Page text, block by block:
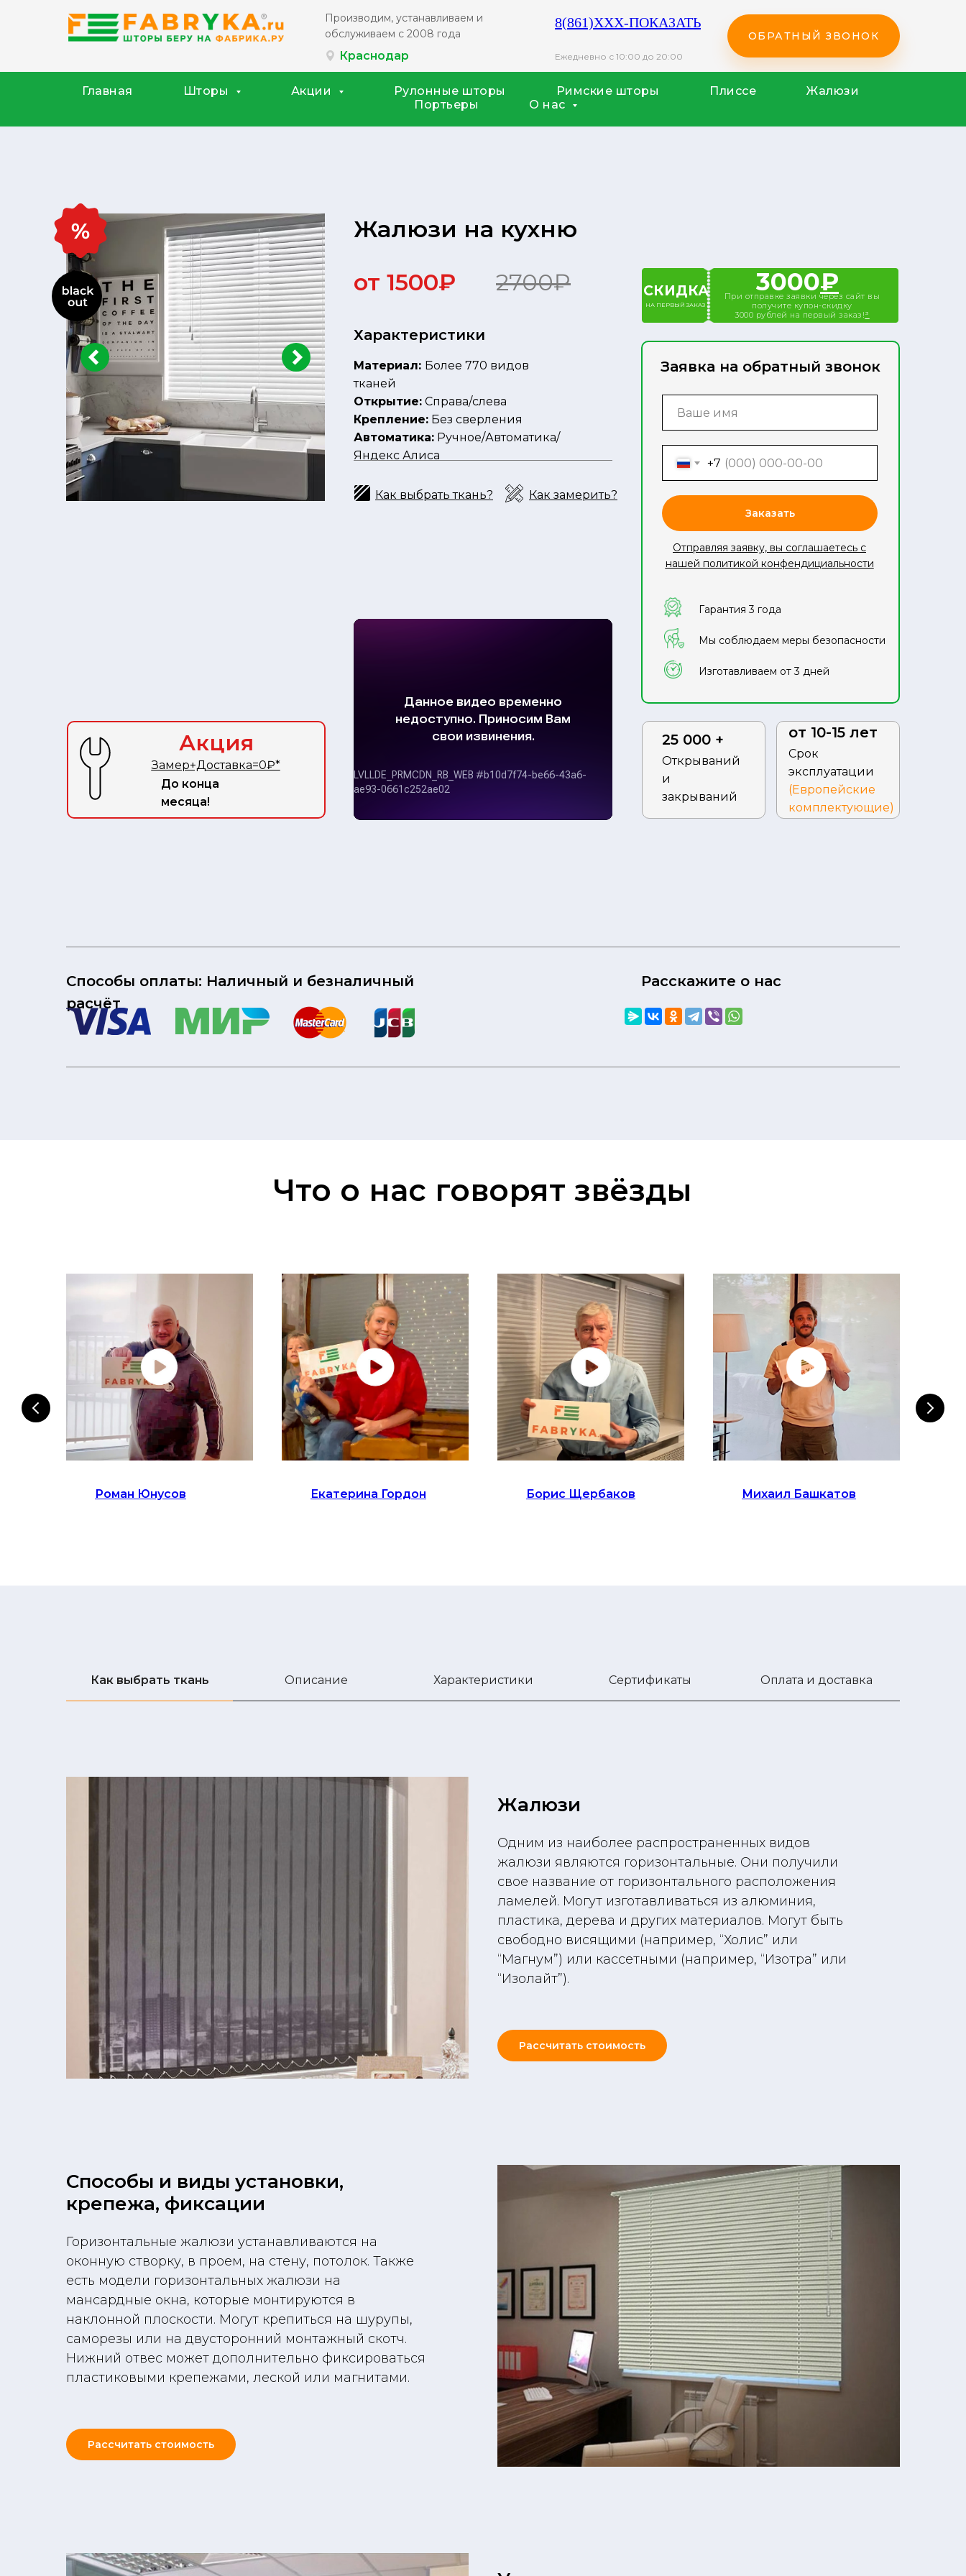
ОБРАТНЫЙ ЗВОНОК
Ежедневно с 10:00 до 20:00
Производим, устанавливаем и
обслуживаем с 2008 года
Для
расчёта
стоимости
8(861)XXX-ПОКАЗАТЬ
Краснодар
График работы филиалов Краснодар с 10:00 до 20:00
Главная Шторы Акции Рулонные шторы Римские шторы Плиссе
Жалюзи
Портьеры
О нас
Жалюзи на кухню
Заявка на обратный звонок
+7
Заказать
Отправляя заявку, вы соглашаетесь с
нашей политикой конфендициальности
Гарантия 3 года
Мы соблюдаем меры безопасности
Изготавливаем от 3 дней
При отправке заявки через сайт вы
получите купон-скидку
3000 рублей на первый заказ!³
3000₽
СКИДКА
НА ПЕРВЫЙ ЗАКАЗ
Характеристики
Материал: Более 770 видов
тканей
Открытие: Справа/слева
Крепление: Без сверления
Автоматика: Ручное/Автоматика/
Яндекс Алиса
Как выбрать ткань? Как замерить?
25 000 +
Открываний
и
закрываний
от 10-15 лет
Срок
эксплуатации
(Европейские
комплектующие)
Акция
Замер+Доставка=0₽*
До конца
месяца!
от 1500₽ 2700₽
Способы оплаты: Наличный и безналичный
расчёт
Расскажите о нас
Что о нас говорят звёзды
Роман Юнусов Екатерина Гордон Борис Щербаков Михаил Башкатов
Как выбрать ткань Описание Характеристики Сертификаты Оплата и доставка
Жалюзи
Одним из наиболее распространенных видов
жалюзи являются горизонтальные. Они получили
свое название от горизонтального расположения
ламелей. Могут изготавливаться из алюминия,
пластика, дерева и других материалов. Могут быть
свободно висящими (например, “Холис” или
“Магнум”) или кассетными (например, “Изотра” или
“Изолайт”).
Рассчитать стоимость
Способы и виды установки,
крепежа, фиксации
Горизонтальные жалюзи устанавливаются на
оконную створку, в проем, на стену, потолок. Также
есть модели горизонтальных жалюзи на
мансардные окна, которые монтируются в
наклонной плоскости. Могут крепиться на шурупы,
саморезы или на двусторонний монтажный скотч.
Нижний отвес может дополнительно фиксироваться
пластиковыми крепежами, леской или магнитами.
Рассчитать стоимость